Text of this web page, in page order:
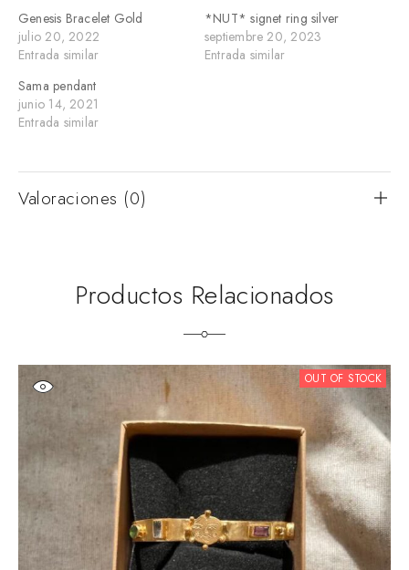
Genesis Bracelet Gold
julio 20, 2022
Entrada similar
*NUT* signet ring silver
septiembre 20, 2023
Entrada similar
Sama pendant
junio 14, 2021
Entrada similar
Valoraciones (0)
Productos Relacionados
OUT OF STOCK